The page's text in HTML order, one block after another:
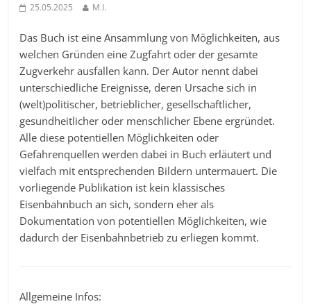
25.05.2025 M.I.
Das Buch ist eine Ansammlung von Möglichkeiten, aus
welchen Gründen eine Zugfahrt oder der gesamte
Zugverkehr ausfallen kann. Der Autor nennt dabei
unterschiedliche Ereignisse, deren Ursache sich in
(welt)politischer, betrieblicher, gesellschaftlicher,
gesundheitlicher oder menschlicher Ebene ergründet.
Alle diese potentiellen Möglichkeiten oder
Gefahrenquellen werden dabei in Buch erläutert und
vielfach mit entsprechenden Bildern untermauert. Die
vorliegende Publikation ist kein klassisches
Eisenbahnbuch an sich, sondern eher als
Dokumentation von potentiellen Möglichkeiten, wie
dadurch der Eisenbahnbetrieb zu erliegen kommt.
Allgemeine Infos: